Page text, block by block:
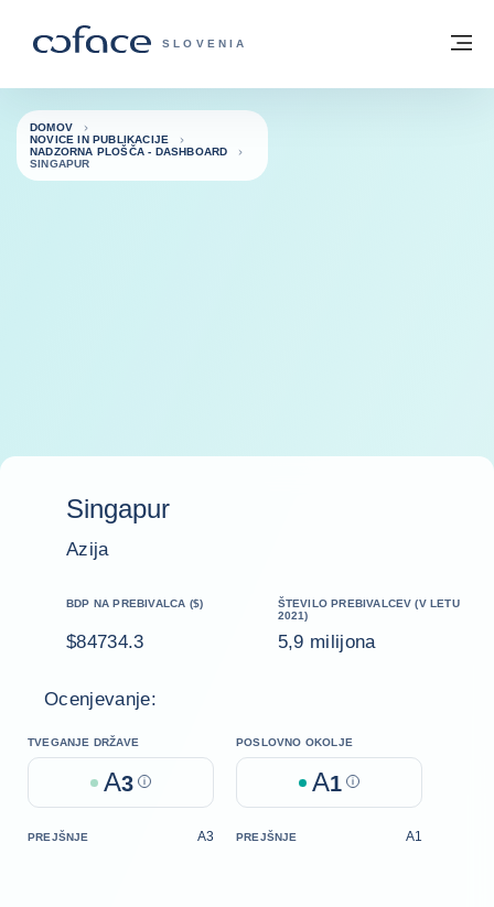
COFACE - ZAČETNA STRAN
SLOVENIA
Domov
DOMOV
NOVICE IN PUBLIKACIJE
NADZORNA PLOŠČA - DASHBOARD
SINGAPUR
Singapur
Azija
BDP NA PREBIVALCA ($)
$84734.3
ŠTEVILO PREBIVALCEV (V LETU
2021)
5,9 milijona
Ocenjevanje:
TVEGANJE DRŽAVE
A3 Help
POSLOVNO OKOLJE
A1 Help
PREJŠNJE A3 PREJŠNJE A1